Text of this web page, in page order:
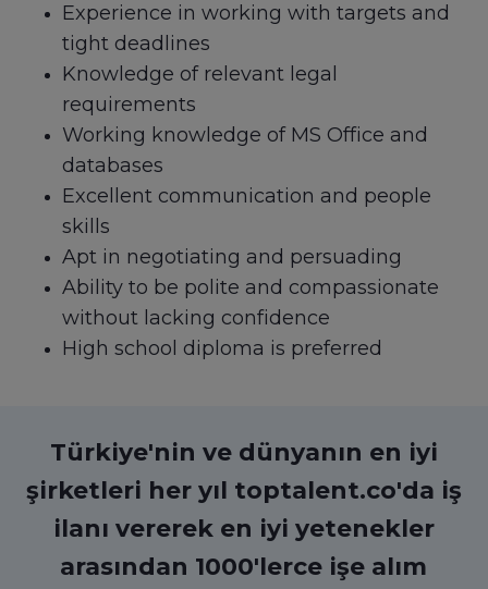
Experience in working with targets and
tight deadlines
Knowledge of relevant legal
requirements
Working knowledge of MS Office and
databases
Excellent communication and people
skills
Apt in negotiating and persuading
Ability to be polite and compassionate
without lacking confidence
High school diploma is preferred
Türkiye'nin ve dünyanın en iyi
şirketleri her yıl toptalent.co'da iş
ilanı vererek en iyi yetenekler
arasından 1000'lerce işe alım